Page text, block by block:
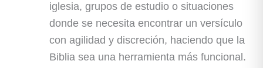
iglesia, grupos de estudio o situaciones
donde se necesita encontrar un versículo
con agilidad y discreción, haciendo que la
Biblia sea una herramienta más funcional.